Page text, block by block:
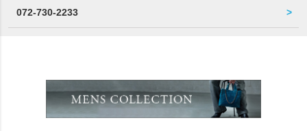
072-730-2233